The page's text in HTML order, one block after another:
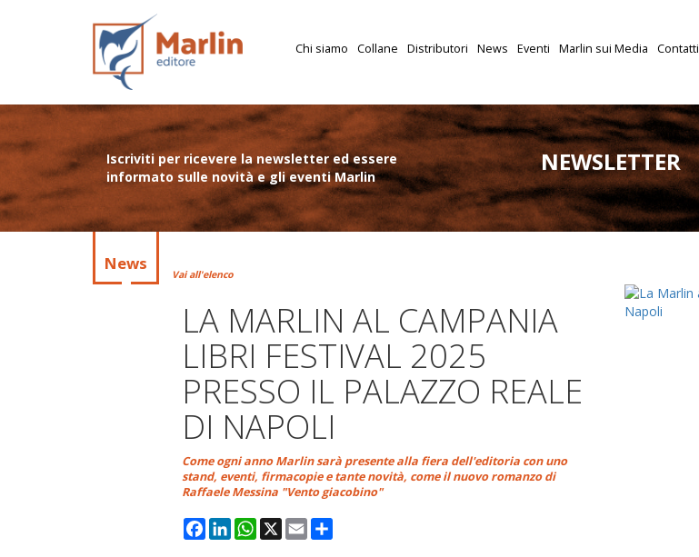
Chi siamo Collane Distributori News Eventi Marlin sui Media Contatti
Iscriviti per ricevere la newsletter ed essere
informato sulle novità e gli eventi Marlin
NEWSLETTER
News
Vai all'elenco
LA MARLIN AL CAMPANIA
LIBRI FESTIVAL 2025
PRESSO IL PALAZZO REALE
DI NAPOLI
Come ogni anno Marlin sarà presente alla fiera dell'editoria con uno
stand, eventi, firmacopie e tante novità, come il nuovo romanzo di
Raffaele Messina "Vento giacobino"
Facebook
LinkedInWhatsApp
X EmailCondividi